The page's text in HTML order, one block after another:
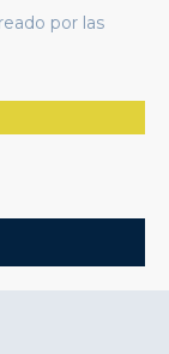
por las